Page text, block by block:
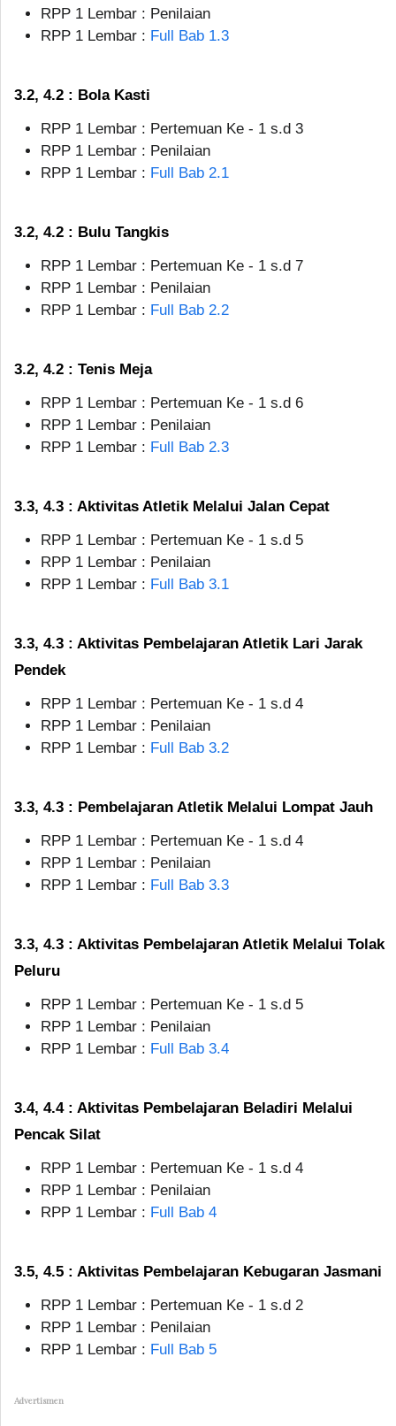
RPP 1 Lembar : Penilaian
RPP 1 Lembar : Full Bab 1.3
3.2, 4.2 : Bola Kasti
RPP 1 Lembar : Pertemuan Ke - 1 s.d 3
RPP 1 Lembar : Penilaian
RPP 1 Lembar : Full Bab 2.1
3.2, 4.2 : Bulu Tangkis
RPP 1 Lembar : Pertemuan Ke - 1 s.d 7
RPP 1 Lembar : Penilaian
RPP 1 Lembar : Full Bab 2.2
3.2, 4.2 : Tenis Meja
RPP 1 Lembar : Pertemuan Ke - 1 s.d 6
RPP 1 Lembar : Penilaian
RPP 1 Lembar : Full Bab 2.3
3.3, 4.3 : Aktivitas Atletik Melalui Jalan Cepat
RPP 1 Lembar : Pertemuan Ke - 1 s.d 5
RPP 1 Lembar : Penilaian
RPP 1 Lembar : Full Bab 3.1
3.3, 4.3 : Aktivitas Pembelajaran Atletik Lari Jarak
Pendek
RPP 1 Lembar : Pertemuan Ke - 1 s.d 4
RPP 1 Lembar : Penilaian
RPP 1 Lembar : Full Bab 3.2
3.3, 4.3 : Pembelajaran Atletik Melalui Lompat Jauh
RPP 1 Lembar : Pertemuan Ke - 1 s.d 4
RPP 1 Lembar : Penilaian
RPP 1 Lembar : Full Bab 3.3
3.3, 4.3 : Aktivitas Pembelajaran Atletik Melalui Tolak
Peluru
RPP 1 Lembar : Pertemuan Ke - 1 s.d 5
RPP 1 Lembar : Penilaian
RPP 1 Lembar : Full Bab 3.4
3.4, 4.4 : Aktivitas Pembelajaran Beladiri Melalui
Pencak Silat
RPP 1 Lembar : Pertemuan Ke - 1 s.d 4
RPP 1 Lembar : Penilaian
RPP 1 Lembar : Full Bab 4
3.5, 4.5 : Aktivitas Pembelajaran Kebugaran Jasmani
RPP 1 Lembar : Pertemuan Ke - 1 s.d 2
RPP 1 Lembar : Penilaian
RPP 1 Lembar : Full Bab 5
Advertismen